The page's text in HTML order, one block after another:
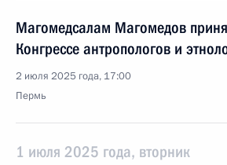
Магомедсалам Магомедов
Конгрессе антропологов и
2 июля 2025 года, 17:00
Пермь
1 июля 2025 года, вторник